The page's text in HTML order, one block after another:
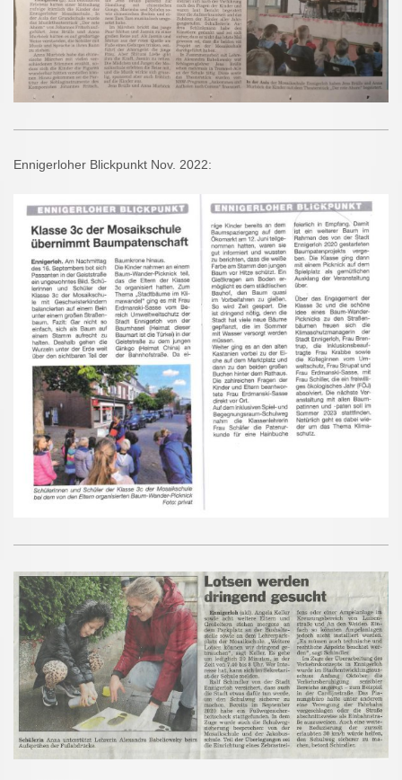
Ennigerloher Blickpunkt Nov. 2022: